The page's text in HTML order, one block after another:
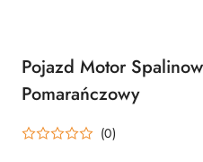
Pojazd Motor
Pomarańczowy
(0)